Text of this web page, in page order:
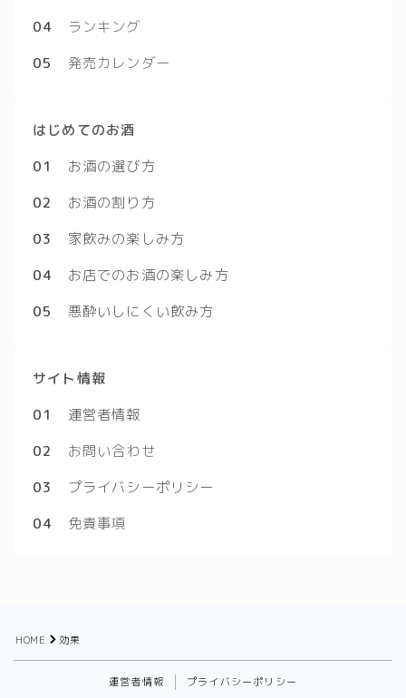
04
ランキング
05
発売カレンダー
はじめてのお酒
01
お酒の選び方
02
お酒の割り方
03
家飲みの楽しみ方
04 お店でのお酒の楽しみ方
05
悪酔いしにくい飲み方
サイト情報
01
運営者情報
02
お問い合わせ
03
プライバシーポリシー
04
免責事項
HOME 効果
運営者情報 プライバシーポリシー